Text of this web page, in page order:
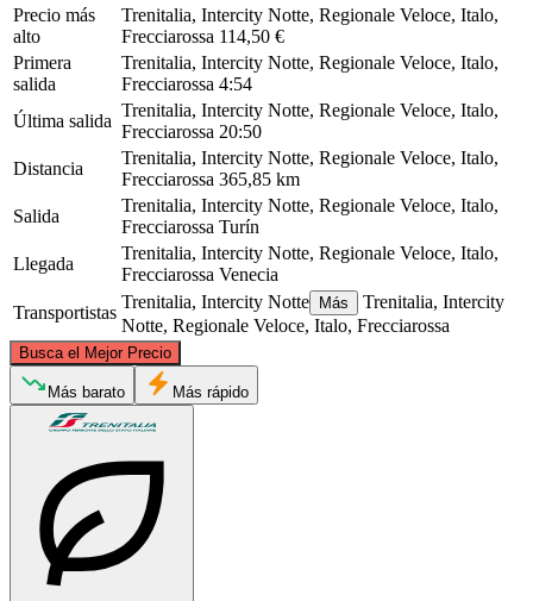
Precio más
alto
Trenitalia, Intercity Notte, Regionale Veloce, Italo,
Frecciarossa 114,50 €
Primera
salida
Trenitalia, Intercity Notte, Regionale Veloce, Italo,
Frecciarossa 4:54
Última salida
Trenitalia, Intercity Notte, Regionale Veloce, Italo,
Frecciarossa 20:50
Distancia
Trenitalia, Intercity Notte, Regionale Veloce, Italo,
Frecciarossa 365,85 km
Salida
Trenitalia, Intercity Notte, Regionale Veloce, Italo,
Frecciarossa Turín
Llegada
Trenitalia, Intercity Notte, Regionale Veloce, Italo,
Frecciarossa Venecia
Transportistas
Trenitalia, Intercity Notte Más
Trenitalia, Intercity
Notte, Regionale Veloce, Italo, Frecciarossa
Busca el Mejor Precio
Turin
©CARTO, ©OpenStreetMapcontributors
Más barato Más rápido